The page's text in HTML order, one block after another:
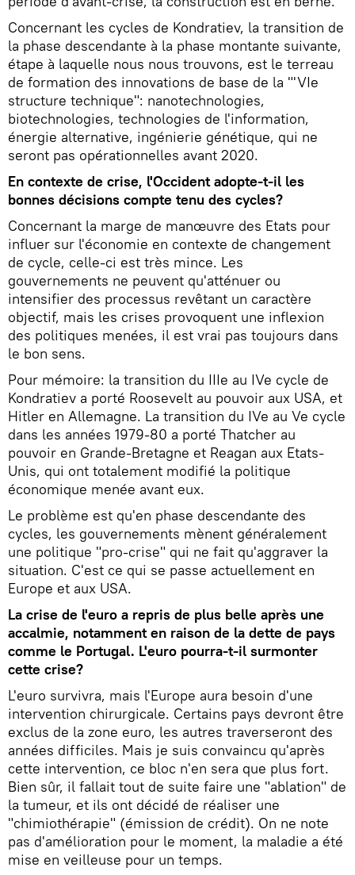
Concernant les cycles de Kondratiev, la transition de
la phase descendante à la phase montante suivante,
étape à laquelle nous nous trouvons, est le terreau
de formation des innovations de base de la "'VIe
structure technique": nanotechnologies,
biotechnologies, technologies de l'information,
énergie alternative, ingénierie génétique, qui ne
seront pas opérationnelles avant 2020.
En contexte de crise, l'Occident adopte-t-il les
bonnes décisions compte tenu des cycles?
Concernant la marge de manœuvre des Etats pour
influer sur l'économie en contexte de changement
de cycle, celle-ci est très mince. Les
gouvernements ne peuvent qu'atténuer ou
intensifier des processus revêtant un caractère
objectif, mais les crises provoquent une inflexion
des politiques menées, il est vrai pas toujours dans
le bon sens.
Pour mémoire: la transition du IIIe au IVe cycle de
Kondratiev a porté Roosevelt au pouvoir aux USA, et
Hitler en Allemagne. La transition du IVe au Ve cycle
dans les années 1979-80 a porté Thatcher au
pouvoir en Grande-Bretagne et Reagan aux Etats-
Unis, qui ont totalement modifié la politique
économique menée avant eux.
Le problème est qu'en phase descendante des
cycles, les gouvernements mènent généralement
une politique "pro-crise" qui ne fait qu'aggraver la
situation. C'est ce qui se passe actuellement en
Europe et aux USA.
La crise de l'euro a repris de plus belle après une
accalmie, notamment en raison de la dette de pays
comme le Portugal. L'euro pourra-t-il surmonter
cette crise?
L'euro survivra, mais l'Europe aura besoin d'une
intervention chirurgicale. Certains pays devront être
exclus de la zone euro, les autres traverseront des
années difficiles. Mais je suis convaincu qu'après
cette intervention, ce bloc n'en sera que plus fort.
Bien sûr, il fallait tout de suite faire une "ablation" de
la tumeur, et ils ont décidé de réaliser une
"chimiothérapie" (émission de crédit). On ne note
pas d'amélioration pour le moment, la maladie a été
mise en veilleuse pour un temps.